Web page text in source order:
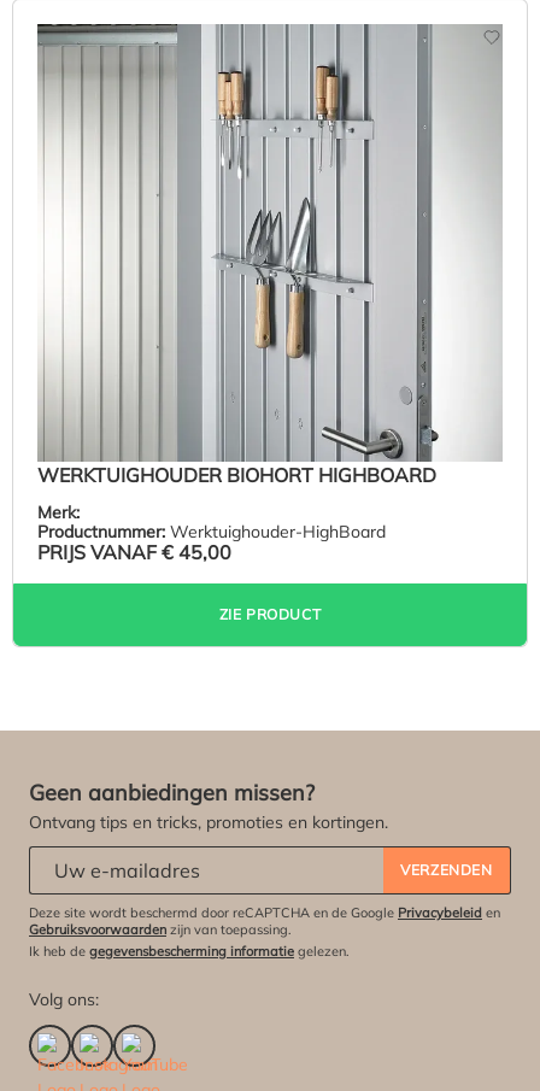
WERKTUIGHOUDER BIOHORT HIGHBOARD
Merk:
Productnummer: Werktuighouder-HighBoard
PRIJS VANAF € 45,00
ZIE PRODUCT
Geen aanbiedingen missen?
Ontvang tips en tricks, promoties en kortingen.
VERZENDEN
Deze site wordt beschermd door reCAPTCHA en de Google Privacybeleid en
Gebruiksvoorwaarden zijn van toepassing.
Ik heb de gegevensbescherming informatie gelezen.
Volg ons: